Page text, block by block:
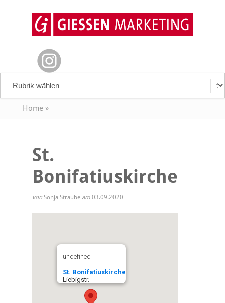
Home»
St.
Bonifatiuskirche
von Sonja Straube am 03.09.2020
undefined
St. Bonifatiuskirche
Liebigstr.